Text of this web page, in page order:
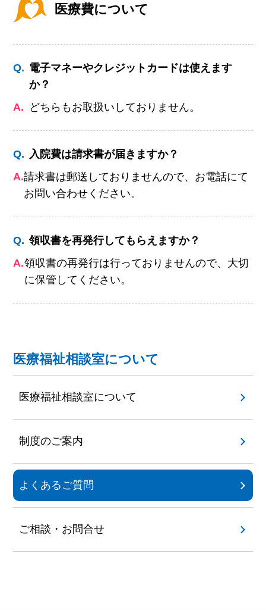
医療費について
Q. 電子マネーやクレジットカードは使えます
か？
A. どちらもお取扱いしておりません。
Q. 入院費は請求書が届きますか？
A.請求書は郵送しておりませんので、お電話にて
お問い合わせください。
Q. 領収書を再発行してもらえますか？
A.領収書の再発行は行っておりませんので、大切
に保管してください。
医療福祉相談室について
医療福祉相談室について
制度のご案内
よくあるご質問
ご相談・お問合せ